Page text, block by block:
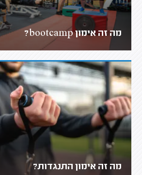
מה זה אימון bootcamp?
מה זה אימון התנגדות?